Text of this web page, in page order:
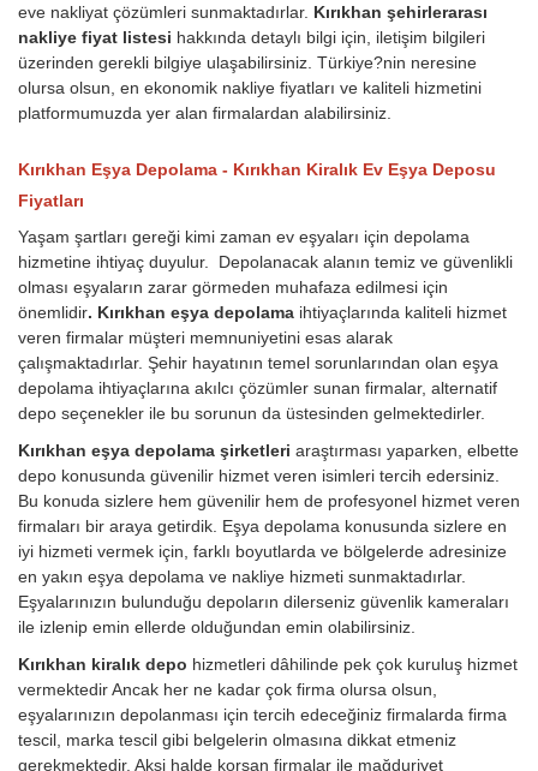
eve nakliyat çözümleri sunmaktadırlar. Kırıkhan şehirlerarası
nakliye fiyat listesi hakkında detaylı bilgi için, iletişim bilgileri
üzerinden gerekli bilgiye ulaşabilirsiniz. Türkiye?nin neresine
olursa olsun, en ekonomik nakliye fiyatları ve kaliteli hizmetini
platformumuzda yer alan firmalardan alabilirsiniz.
Kırıkhan Eşya Depolama - Kırıkhan Kiralık Ev Eşya Deposu
Fiyatları
Yaşam şartları gereği kimi zaman ev eşyaları için depolama
hizmetine ihtiyaç duyulur. Depolanacak alanın temiz ve güvenlikli
olması eşyaların zarar görmeden muhafaza edilmesi için
önemlidir. Kırıkhan eşya depolama ihtiyaçlarında kaliteli hizmet
veren firmalar müşteri memnuniyetini esas alarak
çalışmaktadırlar. Şehir hayatının temel sorunlarından olan eşya
depolama ihtiyaçlarına akılcı çözümler sunan firmalar, alternatif
depo seçenekler ile bu sorunun da üstesinden gelmektedirler.
Kırıkhan eşya depolama şirketleri araştırması yaparken, elbette
depo konusunda güvenilir hizmet veren isimleri tercih edersiniz.
Bu konuda sizlere hem güvenilir hem de profesyonel hizmet veren
firmaları bir araya getirdik. Eşya depolama konusunda sizlere en
iyi hizmeti vermek için, farklı boyutlarda ve bölgelerde adresinize
en yakın eşya depolama ve nakliye hizmeti sunmaktadırlar.
Eşyalarınızın bulunduğu depoların dilerseniz güvenlik kameraları
ile izlenip emin ellerde olduğundan emin olabilirsiniz.
Kırıkhan kiralık depo hizmetleri dâhilinde pek çok kuruluş hizmet
vermektedir Ancak her ne kadar çok firma olursa olsun,
eşyalarınızın depolanması için tercih edeceğiniz firmalarda firma
tescil, marka tescil gibi belgelerin olmasına dikkat etmeniz
gerekmektedir. Aksi halde korsan firmalar ile mağduriyet